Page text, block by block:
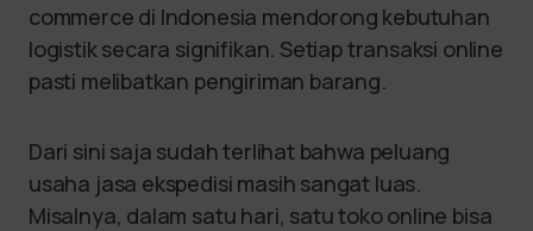
commerce di Indonesia mendorong kebutuhan
logistik secara signifikan. Setiap transaksi online
pasti melibatkan pengiriman barang.
Dari sini saja sudah terlihat bahwa peluang
usaha jasa ekspedisi masih sangat luas.
Misalnya, dalam satu hari, satu toko online bisa